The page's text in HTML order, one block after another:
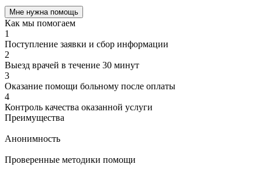
Мне нужна помощь
Как мы помогаем
1
Поступление заявки и сбор информации
2
Выезд врачей в течение 30 минут
3
Оказание помощи больному после оплаты
4
Контроль качества оказанной услуги
Преимущества
Анонимность
Проверенные методики помощи